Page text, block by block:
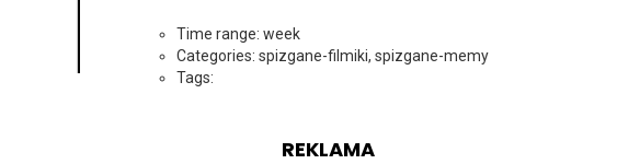
Time range: week
Categories: spizgane-filmiki, spizgane-memy
Tags:
REKLAMA